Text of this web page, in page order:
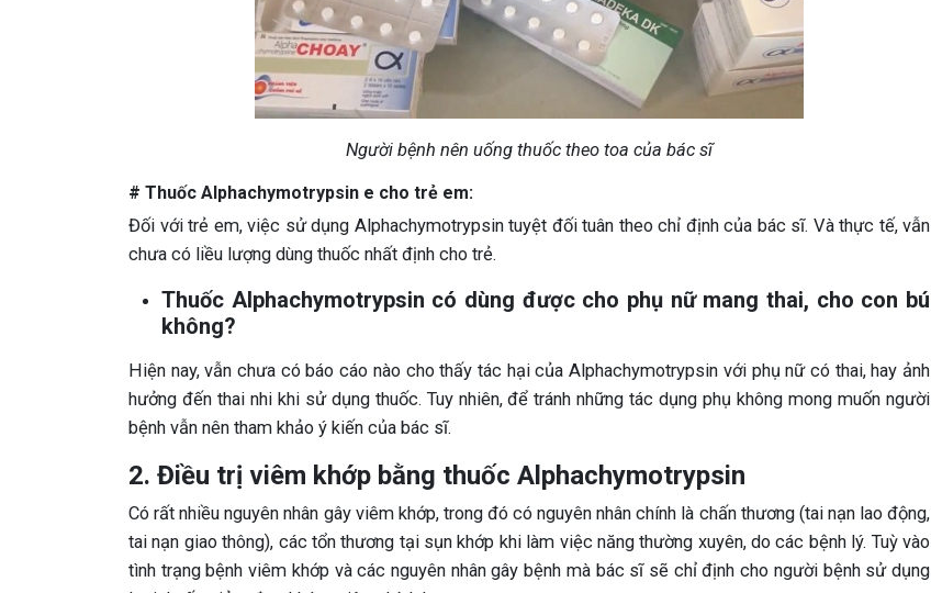
Người bệnh nên uống thuốc theo toa của bác sĩ
# Thuốc Alphachymotrypsin e cho trẻ em:
Đối với trẻ em, việc sử dụng Alphachymotrypsin tuyệt đối tuân theo chỉ định của bác sĩ. Và thực tế, vẫn
chưa có liều lượng dùng thuốc nhất định cho trẻ.
Thuốc Alphachymotrypsin có dùng được cho phụ nữ mang thai, cho con bú
không?
Hiện nay, vẫn chưa có báo cáo nào cho thấy tác hại của Alphachymotrypsin với phụ nữ có thai, hay ảnh
hưởng đến thai nhi khi sử dụng thuốc. Tuy nhiên, để tránh những tác dụng phụ không mong muốn người
bệnh vẫn nên tham khảo ý kiến của bác sĩ.
2. Điều trị viêm khớp bằng thuốc Alphachymotrypsin
Có rất nhiều nguyên nhân gây viêm khớp, trong đó có nguyên nhân chính là chấn thương (tai nạn lao động,
tai nạn giao thông), các tổn thương tại sụn khớp khi làm việc năng thường xuyên, do các bệnh lý. Tuỳ vào
tình trạng bệnh viêm khớp và các nguyên nhân gây bệnh mà bác sĩ sẽ chỉ định cho người bệnh sử dụng